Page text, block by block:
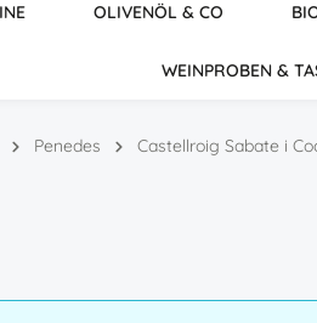
OLIVENÖL & CO
WEINPROBEN &
Penedes Castellroig Sabate i